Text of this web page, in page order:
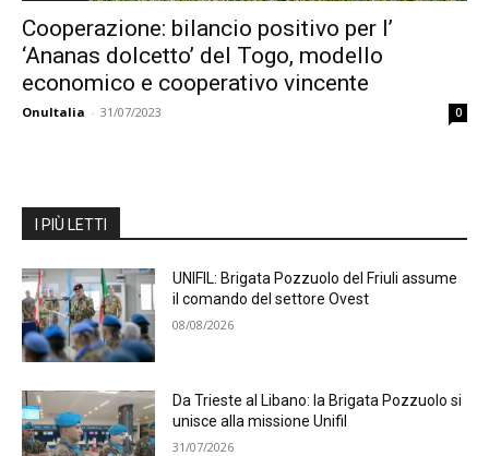
Cooperazione: bilancio positivo per l’
‘Ananas dolcetto’ del Togo, modello
economico e cooperativo vincente
OnuItalia - 31/07/2023 0
I PIÙ LETTI
UNIFIL: Brigata Pozzuolo del Friuli assume
il comando del settore Ovest
08/08/2026
Da Trieste al Libano: la Brigata Pozzuolo si
unisce alla missione Unifil
31/07/2026